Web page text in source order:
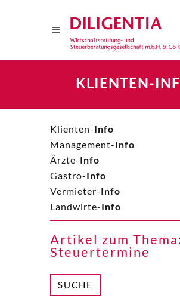
KLIENTEN-
Klienten-Info
Management-Info
Ärzte-Info
Gastro-Info
Vermieter-Info
Landwirte-Info
Artikel zum Thema:
Steuertermine
SUCHE